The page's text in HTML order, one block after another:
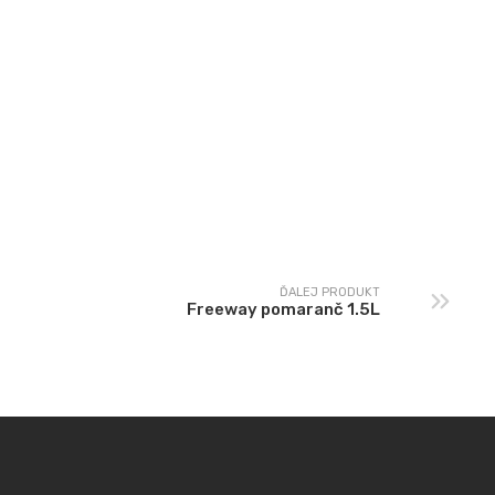
ĎALEJ PRODUKT
Freeway pomaranč 1.5L